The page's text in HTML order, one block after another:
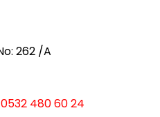
262 /A
480 60 24